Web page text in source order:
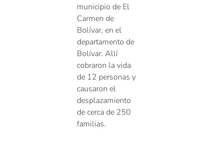
municipio de El
Carmen de
Bolívar, en el
departamento de
Bolívar. Allí
cobraron la vida
de 12 personas y
causaron el
desplazamiento
de cerca de 250
familias.